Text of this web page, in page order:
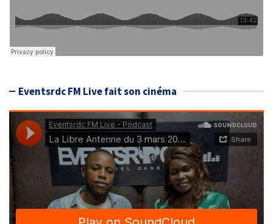
Eventsrdc FM Live fait son cinéma